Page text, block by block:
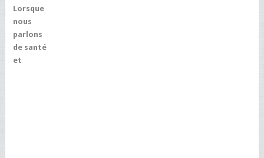
Lorsque
nous
parlons
de santé
et